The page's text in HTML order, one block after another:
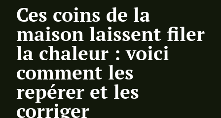
Ces coins de la
maison laissent filer
la chaleur : voici
comment les
repérer et les
corriger